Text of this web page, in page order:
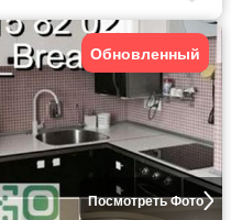
Посмотреть Фото
Обновленный